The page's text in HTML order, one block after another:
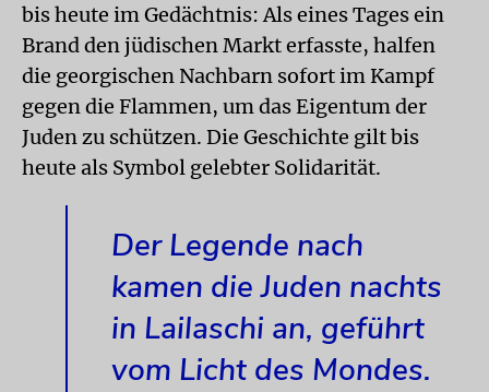
bis heute im Gedächtnis: Als eines Tages ein
Brand den jüdischen Markt erfasste, halfen
die georgischen Nachbarn sofort im Kampf
gegen die Flammen, um das Eigentum der
Juden zu schützen. Die Geschichte gilt bis
heute als Symbol gelebter Solidarität.
Der Legende nach
kamen die Juden nachts
in Lailaschi an, geführt
vom Licht des Mondes.